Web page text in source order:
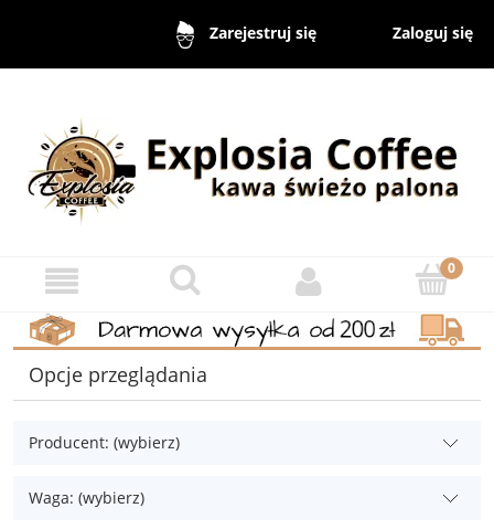
Zarejestruj się Zaloguj się
Opcje przeglądania
Producent: (wybierz)
Waga: (wybierz)